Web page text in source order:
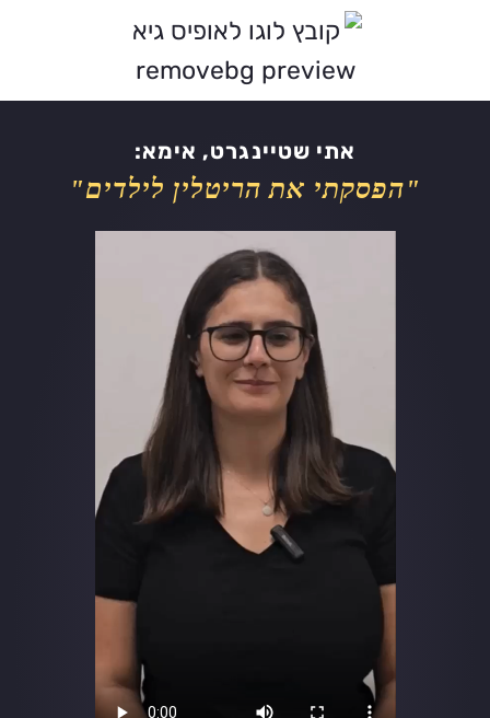
אתי שטיינגרט, אימא:
"הפסקתי את הריטלין לילדים"